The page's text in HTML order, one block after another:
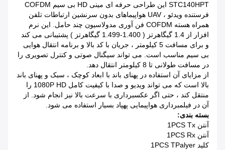
STC140HPT این طراحی حرفه ای مینی HD بی سیم COFDM
فرستنده ویدئو ، UAV هواپیماهای بدون سرنشین ارتباطات تلفن
همراه هسته COFDM فن آوری مدولاسیون چند حامل.
این نرم
افزار از 1.4 گیگاهرتز (
گیگاهرتز ) پشتیبانی می کند
و برای مسافت 5 کیلومتر ، جریان با کد بالا و برنامه انتقال هوایی
بی سیم مناسب است. می تواند سیگنال صوتی و کنترل تصویری را
در مسافت طولانی تا 8 کیلومتر انتقال دهد.
از مزایای آن استفاده در پهنای باند با ابعاد کوچک ، سبک و پهنای باند
بالا است که می تواند ویدیو و صدا با کیفیت کامل 1080P HD را
منتقل کند ، حتی اگر عکسبرداری با سرعت بالا نیز انجام شود. از
آن در فیلمبرداری هواپیمایی پهپاد بسیار استفاده می شود.
بسته بندی:
آنتن 1PCS Tx
آنتن 1PCS Rx
کلید 1PCS TPalyer